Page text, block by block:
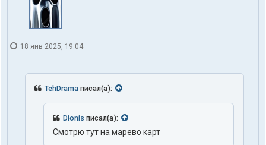
18 янв 2025, 19:04
TehDrama писал(а):
Dionis писал(а):
Смотрю тут на марево карт